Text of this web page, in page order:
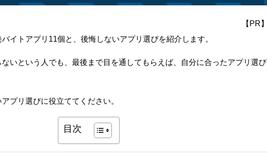
【PR】
イトアプリ11個と、後悔しないアプリ選びを紹介します。
いという人でも、最後まで目を通してもらえば、自分に合ったアプリ選び
プリ選びに役立ててください。
目次